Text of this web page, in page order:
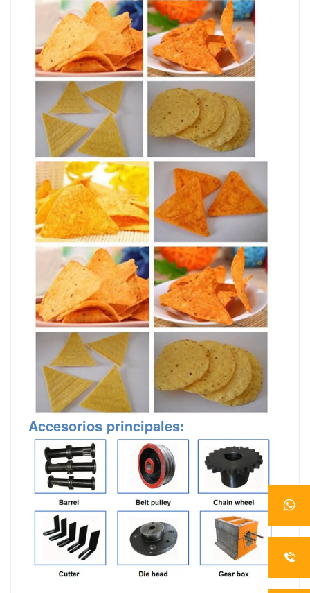
Accesorios principales: